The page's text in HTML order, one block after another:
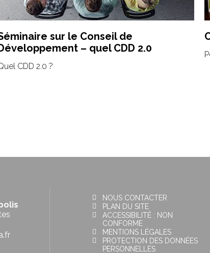
sur le Conseil de
– quel CDD 2.0
CDD 2.0 ?
NOUS CONTACTER
PLAN DU SITE
ACCESSIBILITÉ : NON
CONFORME
MENTIONS LÉGALES
PROTECTION DES DONNÉES
PERSONNELLES